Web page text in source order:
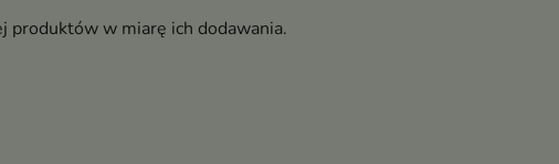
produktów w miarę ich dodawania.